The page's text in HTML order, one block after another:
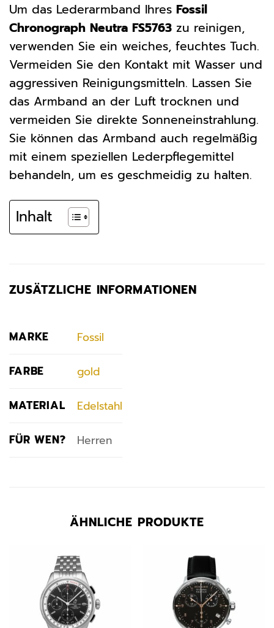
Um das Lederarmband Ihres Fossil
Chronograph Neutra FS5763 zu reinigen,
verwenden Sie ein weiches, feuchtes Tuch.
Vermeiden Sie den Kontakt mit Wasser und
aggressiven Reinigungsmitteln. Lassen Sie
das Armband an der Luft trocknen und
vermeiden Sie direkte Sonneneinstrahlung.
Sie können das Armband auch regelmäßig
mit einem speziellen Lederpflegemittel
behandeln, um es geschmeidig zu halten.
Inhalt
ZUSÄTZLICHE INFORMATIONEN
MARKE Fossil
FARBE gold
MATERIAL Edelstahl
FÜR WEN? Herren
ÄHNLICHE PRODUKTE